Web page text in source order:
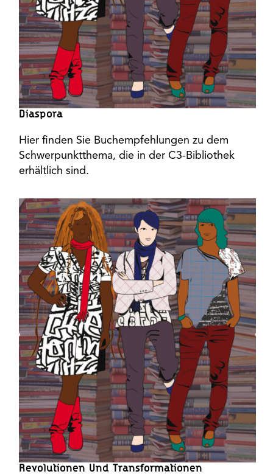
Diaspora
Hier finden Sie Buchempfehlungen zu dem
Schwerpunktthema, die in der C3-Bibliothek
erhältlich sind.
Revolutionen Und Transformationen